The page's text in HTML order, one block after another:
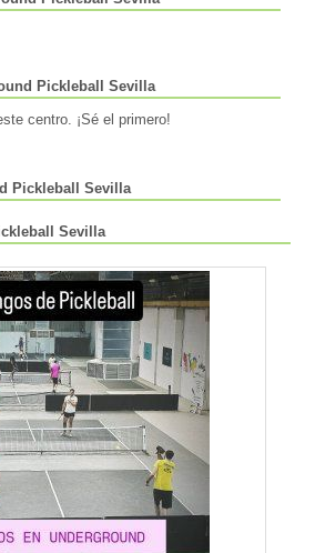
Pickleball Sevilla
centro. ¡Sé el primero!
Pickleball Sevilla
Sevilla